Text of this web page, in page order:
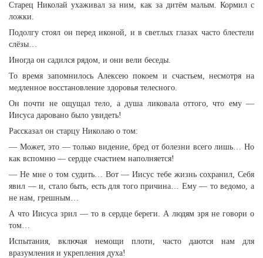
Старец Николай ухаживал за ним, как за дитём малым. Кормил с
ложки.
Подолгу стоял он перед иконой, и в светлых глазах часто блестели
слёзы…
Иногда он садился рядом, и они вели беседы.
То время запомнилось Алексею покоем и счастьем, несмотря на
медленное восстановление здоровья телесного.
Он почти не ощущал тело, а душа ликовала оттого, что ему —
Иисуса даровано было увидеть!
Рассказал он старцу Николаю о том:
— Может, это — только видение, бред от болезни всего лишь… Но
как вспомню — сердце счастием наполняется!
— Не мне о том судить… Вот — Иисус тебе жизнь сохранил, Себя
явил — и, стало быть, есть для того причина… Ему — то ведомо, а
не нам, грешным…
А что Иисуса зрил — то в сердце береги. А людям зря не говори о
том…
Испытания, включая немощи плоти, часто даются нам для
вразумления и укрепления духа!